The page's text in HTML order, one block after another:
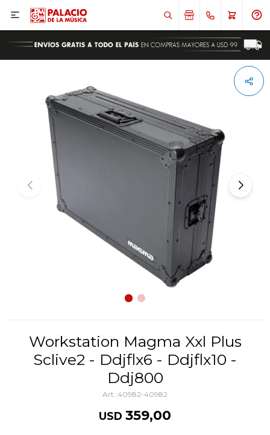

Workstation Magma Xxl Plus
Sclive2 - Ddjflx6 - Ddjflx10 -
Ddj800
40982-40982
USD 359,00
ENVIAR